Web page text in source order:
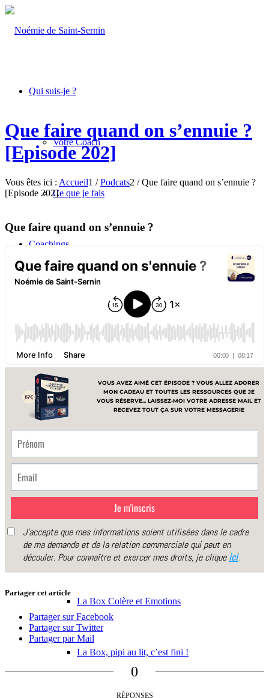
Qui suis-je ?
Votre Coach
Ce que je fais
Coachings
Coaching individuel
Parentalité
Harmonie familiale – Les clefs pour éduquer sans
Les clefs pour gérer les crises de colère
Les Clefs de la colère des enfants
La Box Colère et Emotions
La Box, pipi au lit, c’est fini !
Que faire quand on s’ennuie ?
[Episode 202]
Vous êtes ici : Accueil1 / Podcats2 / Que faire quand on s’ennuie ?
[Episode 202]
Que faire quand on s’ennuie ?
Partager cet article
Partager sur Facebook
Partager sur Twitter
Partager par Mail
0
RÉPONSES